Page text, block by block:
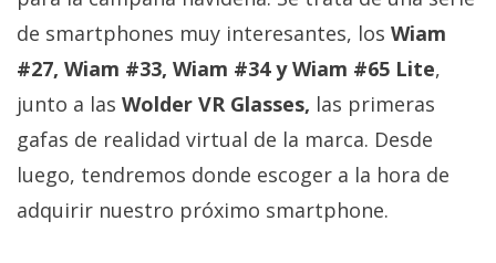
Más
temas
Sorteos
Foros
de smartphones muy interesantes, los Wiam
#27, Wiam #33, Wiam #34 y Wiam #65 Lite,
junto a las Wolder VR Glasses, las primeras
gafas de realidad virtual de la marca. Desde
luego, tendremos donde escoger a la hora de
adquirir nuestro próximo smartphone.